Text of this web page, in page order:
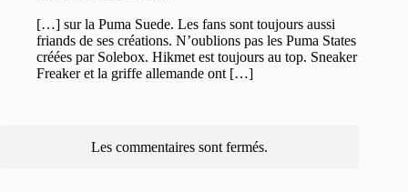
[…] sur la Puma Suede. Les fans sont toujours aussi
friands de ses créations. N’oublions pas les Puma States
créées par Solebox. Hikmet est toujours au top. Sneaker
Freaker et la griffe allemande ont […]
Les commentaires sont fermés.